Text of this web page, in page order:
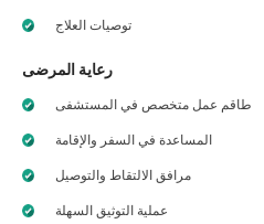
توصيات العلاج
رعاية المرضى
طاقم عمل متخصص في المستشفى
المساعدة في السفر والإقامة
مرافق الالتقاط والتوصيل
عملية التوثيق السهلة